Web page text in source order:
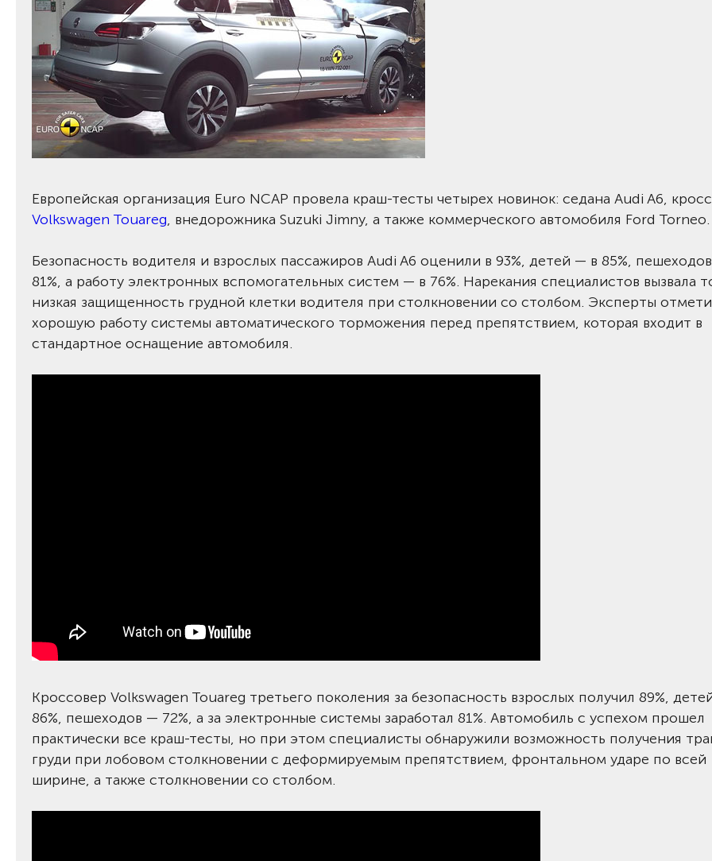
Европейская организация Euro NCAP провела краш-тесты четырех новинок: седана Audi A6,
Volkswagen Touareg, внедорожника Suzuki Jimny, а также коммерческого автомобиля Ford Torneo.
Безопасность водителя и взрослых пассажиров Audi A6 оценили в 93%, детей — в 85%,
81%, а работу электронных вспомогательных систем — в 76%. Нарекания специалистов вызвала
низкая защищенность грудной клетки водителя при столкновении со столбом. Эксперты
хорошую работу системы автоматического торможения перед препятствием, которая входит в
стандартное оснащение автомобиля.
Кроссовер Volkswagen Touareg третьего поколения за безопасность взрослых получил 89%,
86%, пешеходов — 72%, а за электронные системы заработал 81%. Автомобиль с успехом прошел
практически все краш-тесты, но при этом специалисты обнаружили возможность получения
груди при лобовом столкновении с деформируемым препятствием, фронтальном ударе по всей
ширине, а также столкновении со столбом.